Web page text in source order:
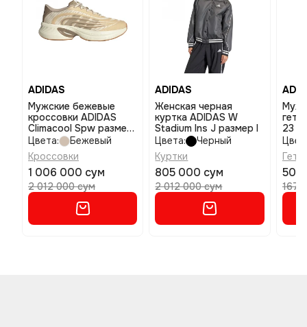
ADIDAS
Мужские бежевые
кроссовки ADIDAS
Climacool Spw размер
11,5
Цвета:
Бежевый
Кроссовки
1 006 000 сум
2 012 000 сум
ADIDAS
Женская черная
куртка ADIDAS W
Stadium Ins J размер l
Цвета:
Черный
Куртки
805 000 сум
2 012 000 сум
23
50
167